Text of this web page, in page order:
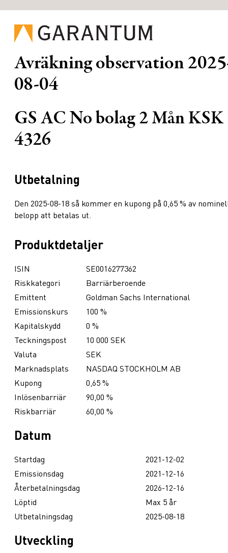
Avräkning observation
08-04
GS AC No bolag 2 Mån KSK
4326
Utbetalning
Den 2025-08-18 så kommer en kupong på 0,65 % av
belopp att betalas ut.
Produktdetaljer
ISIN
SE0016277362
Riskkategori
Barriärberoende
Emittent
Goldman Sachs International
Emissionskurs
100 %
Kapitalskydd
0 %
Teckningspost
10 000 SEK
Valuta
SEK
Marknadsplats
NASDAQ STOCKHOLM AB
Kupong
0,65 %
Inlösenbarriär
90,00 %
Riskbarriär
60,00 %
Datum
Startdag
2021-12-02
Emissionsdag
2021-12-16
Återbetalningsdag
2026-12-16
Löptid
Max 5 år
Utbetalningsdag
2025-08-18
Utveckling